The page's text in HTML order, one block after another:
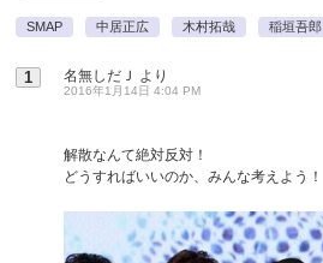
SMAP 中居正広 木村拓哉 稲垣吾郎
1 名無しだＪ より
2016年1月14日 4:04 PM
解散なんて絶対反対！
どうすればいいのか、みんな考えよう！